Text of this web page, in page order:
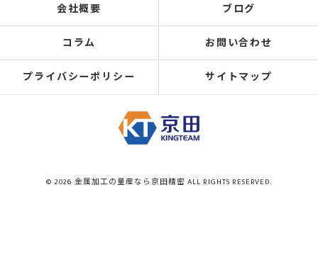
会社概要 ブログ
コラム お問い合わせ
プライバシーポリシー サイトマップ
© 2026 金属加工の量産なら京田精密 ALL RIGHTS RESERVED.